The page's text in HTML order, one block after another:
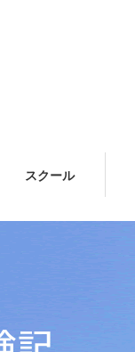
スクール